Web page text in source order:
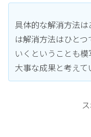
具体的な解消方法
は解消方法はひと
いくということも
大事な成果と考えて